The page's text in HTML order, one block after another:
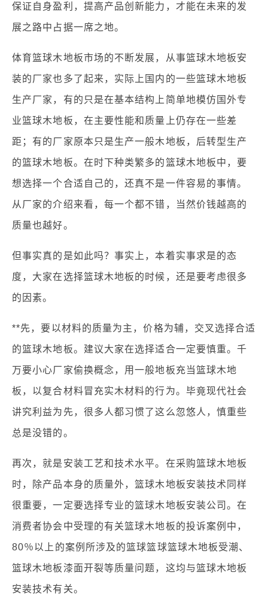
保证自身盈利，提高产品创新能力，才能在未来的发
展之路中占据一席之地。
体育篮球木地板市场的不断发展，从事篮球木地板安
装的厂家也多了起来，实际上国内的一些篮球木地板
生产厂家，有的只是在基本结构上简单地模仿国外专
业篮球木地板，在主要性能和质量上仍存在一些差
距；有的厂家原本只是生产一般木地板，后转型生产
的篮球木地板。在时下种类繁多的篮球木地板中，要
想选择一个合适自己的，还真不是一件容易的事情。
从厂家的介绍来看，每一个都不错，当然价钱越高的
质量也越好。
但事实真的是如此吗？事实上，本着实事求是的态
度，大家在选择篮球木地板的时候，还是要考虑很多
的因素。
**先，要以材料的质量为主，价格为辅，交叉选择合适
的篮球木地板。建议大家在选择适合一定要慎重。千
万要小心厂家偷换概念，用一般地板充当篮球木地
板，以复合材料冒充实木材料的行为。毕竟现代社会
讲究利益为先，很多人都习惯了这么忽悠人，慎重些
总是没错的。
再次，就是安装工艺和技术水平。在采购篮球木地板
时，除产品本身的质量外，篮球木地板安装技术同样
很重要，一定要选择专业的篮球木地板安装公司。在
消费者协会中受理的有关篮球木地板的投诉案例中，
80％以上的案例所涉及的篮球篮球篮球木地板受潮、
篮球木地板漆面开裂等质量问题，这均与篮球木地板
安装技术有关。